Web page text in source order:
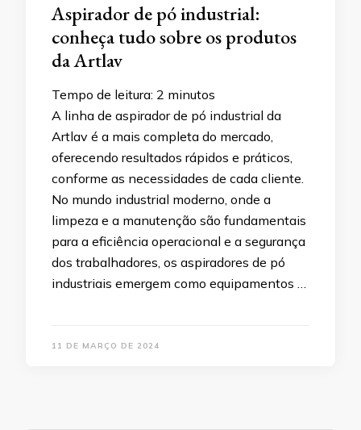
Aspirador de pó industrial:
conheça tudo sobre os produtos
da Artlav
Tempo de leitura: 2 minutos
A linha de aspirador de pó industrial da
Artlav é a mais completa do mercado,
oferecendo resultados rápidos e práticos,
conforme as necessidades de cada cliente.
No mundo industrial moderno, onde a
limpeza e a manutenção são fundamentais
para a eficiência operacional e a segurança
dos trabalhadores, os aspiradores de pó
industriais emergem como equipamentos …
11 DE MARÇO DE 2024